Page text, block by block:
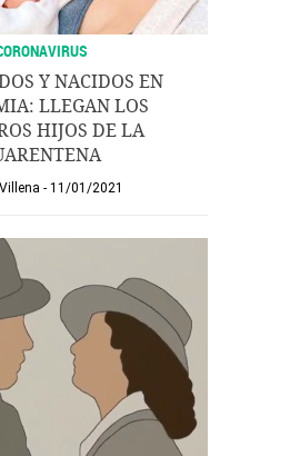
Y NACIDOS EN
LLEGAN LOS
HIJOS DE LA
11/01/2021